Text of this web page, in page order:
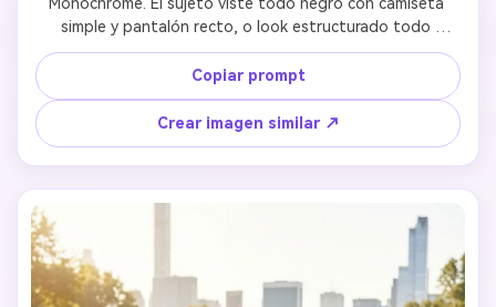
simple y pantalón recto, o look estructurado todo
blanco. Sin accesorios pesados. Mantén el rostro
estrictamente reconocible. Fondo: Pared blanca pura o
detalle arquitectónico de concreto con luz suave y
uniforme.
Copiar prompt
Crear imagen similar ↗